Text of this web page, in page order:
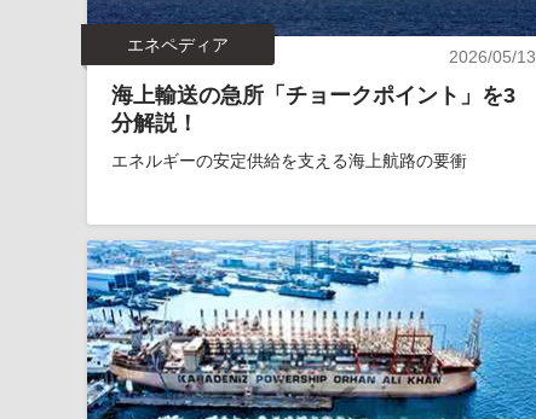
エネペディア
2026/05/13
海上輸送の急所「チョークポイント」を3
分解説！
エネルギーの安定供給を支える海上航路の要衝